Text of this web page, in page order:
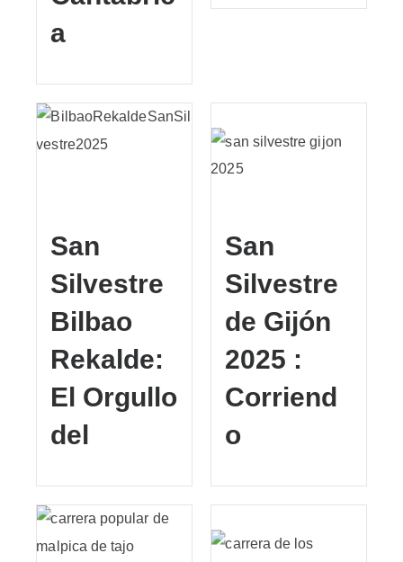
a
San
Silvestre
Bilbao
Rekalde:
El Orgullo
del
San
Silvestre
de Gijón
2025 :
Corriend
o